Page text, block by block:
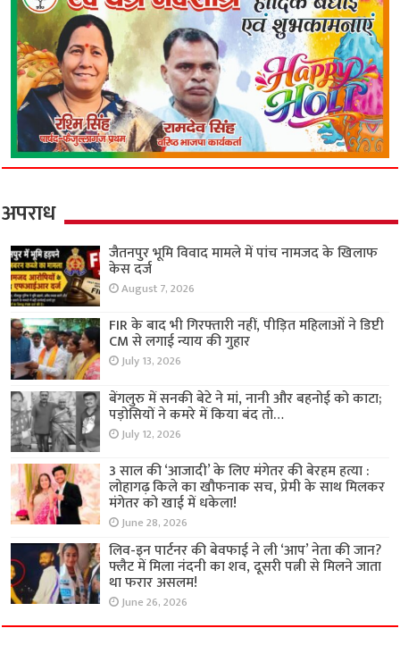
अपराध
जैतनपुर भूमि विवाद मामले में पांच नामजद के खिलाफ
केस दर्ज
August 7, 2026
FIR के बाद भी गिरफ्तारी नहीं, पीड़ित महिलाओं ने डिप्टी
CM से लगाई न्याय की गुहार
July 13, 2026
बेंगलुरु में सनकी बेटे ने मां, नानी और बहनोई को काटा;
पड़ोसियों ने कमरे में किया बंद तो…
July 12, 2026
3 साल की ‘आजादी’ के लिए मंगेतर की बेरहम हत्या :
लोहागढ़ किले का खौफनाक सच, प्रेमी के साथ मिलकर
मंगेतर को खाई में धकेला!
June 28, 2026
लिव-इन पार्टनर की बेवफाई ने ली ‘आप’ नेता की जान?
फ्लैट में मिला नंदनी का शव, दूसरी पत्नी से मिलने जाता
था फरार असलम!
June 26, 2026